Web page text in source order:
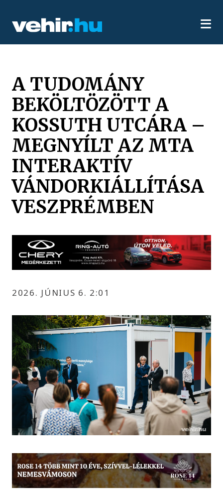
A TUDOMÁNY
BEKÖLTÖZÖTT A
KOSSUTH UTCÁRA –
MEGNYÍLT AZ MTA
INTERAKTÍV
VÁNDORKIÁLLÍTÁSA
VESZPRÉMBEN
2026. JÚNIUS 6. 2:01